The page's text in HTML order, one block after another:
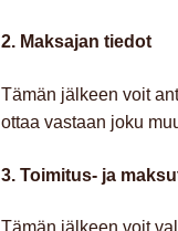
2. Maksajan tiedot
Tämän jälkeen voit
ottaa vastaan joku
3. Toimitus- ja